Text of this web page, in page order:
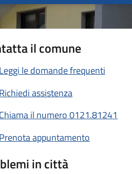
il comune
le domande frequenti
assistenza
il numero 0121.81241
appuntamento
in città